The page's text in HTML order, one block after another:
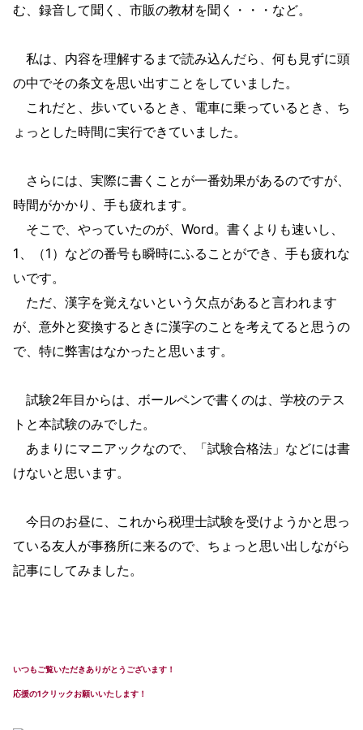
む、録音して聞く、市販の教材を聞く・・・など。
私は、内容を理解するまで読み込んだら、何も見ずに頭
の中でその条文を思い出すことをしていました。
これだと、歩いているとき、電車に乗っているとき、ち
ょっとした時間に実行できていました。
さらには、実際に書くことが一番効果があるのですが、
時間がかかり、手も疲れます。
そこで、やっていたのが、Word。書くよりも速いし、
1、（1）などの番号も瞬時にふることができ、手も疲れな
いです。
ただ、漢字を覚えないという欠点があると言われます
が、意外と変換するときに漢字のことを考えてると思うの
で、特に弊害はなかったと思います。
試験2年目からは、ボールペンで書くのは、学校のテス
トと本試験のみでした。
あまりにマニアックなので、「試験合格法」などには書
けないと思います。
今日のお昼に、これから税理士試験を受けようかと思っ
ている友人が事務所に来るので、ちょっと思い出しながら
記事にしてみました。
いつもご覧いただきありがとうございます！
応援の1クリックお願いいたします！